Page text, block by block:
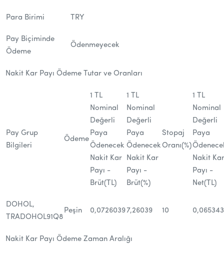
Para Birimi TRY
Pay Biçiminde
Ödeme
Ödenmeyecek
Nakit Kar Payı Ödeme Tutar ve Oranları
Pay Grup
Bilgileri
Ödeme
1 TL
Nominal
Değerli
Paya
Ödenecek
Nakit Kar
Payı -
Brüt(TL)
1 TL
Nominal
Değerli
Paya
Ödenecek
Nakit Kar
Payı -
Brüt(%)
Stopaj
Oranı(%)
1 TL
Nominal
Değerli
Paya
Nakit Kar
Payı -
Net(TL)
DOHOL,
TRADOHOL91Q8
Peşin 0,0726039 7,26039 10
Nakit Kar Payı Ödeme Zaman Aralığı